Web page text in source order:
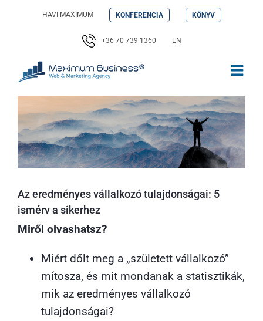
HAVI MAXIMUM KONFERENCIA KÖNYV
+36 70 739 1360 EN
Az eredményes vállalkozó tulajdonságai: 5
ismérv a sikerhez
Miről olvashatsz?
Miért dőlt meg a „született vállalkozó”
mítosza, és mit mondanak a statisztikák,
mik az eredményes vállalkozó
tulajdonságai?